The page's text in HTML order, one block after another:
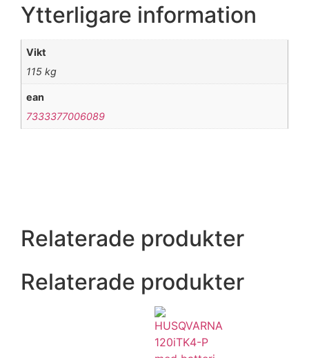
Ytterligare information
Vikt
115 kg
ean
7333377006089
Relaterade produkter
Relaterade produkter